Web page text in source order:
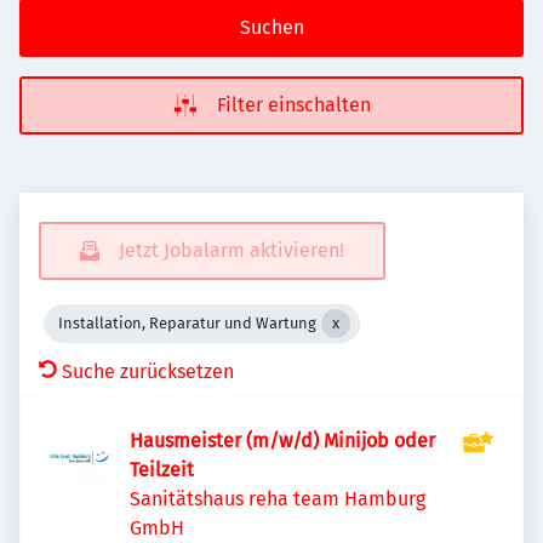
Suchen
Filter einschalten
Jetzt Jobalarm aktivieren!
Installation, Reparatur und Wartung
Suche zurücksetzen
Hausmeister (m/w/d) Minijob oder
Teilzeit
Sanitätshaus reha team Hamburg
GmbH